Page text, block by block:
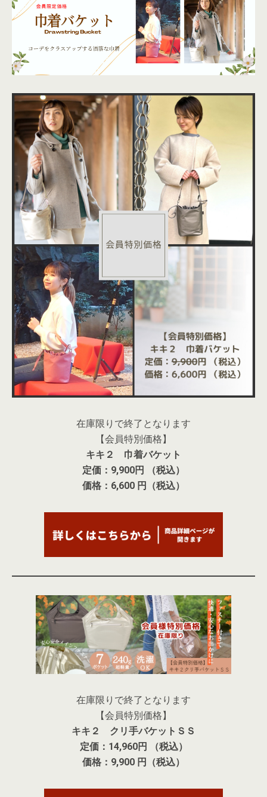
在庫限りで終了となります
【会員特別価格】
キキ２ 巾着バケット
定価：9,900円 （税込）
価格：6,600 円（税込）
在庫限りで終了となります
【会員特別価格】
キキ２ クリ手バケットＳＳ
定価：14,960円 （税込）
価格：9,900 円（税込）